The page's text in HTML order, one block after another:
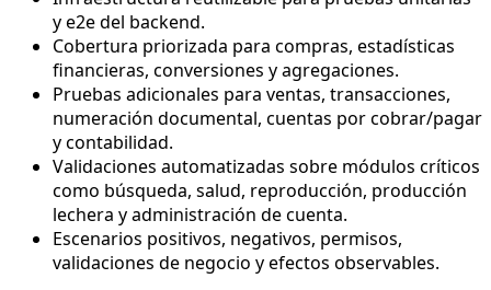
y e2e del backend.
Cobertura priorizada para compras, estadísticas
financieras, conversiones y agregaciones.
Pruebas adicionales para ventas, transacciones,
numeración documental, cuentas por cobrar/pagar
y contabilidad.
Validaciones automatizadas sobre módulos críticos
como búsqueda, salud, reproducción, producción
lechera y administración de cuenta.
Escenarios positivos, negativos, permisos,
validaciones de negocio y efectos observables.